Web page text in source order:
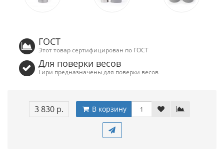
ГОСТ
Этот товар сертифицирован по ГОСТ
Для поверки весов
Гири предназначены для поверки весов
3 830 р. В корзину